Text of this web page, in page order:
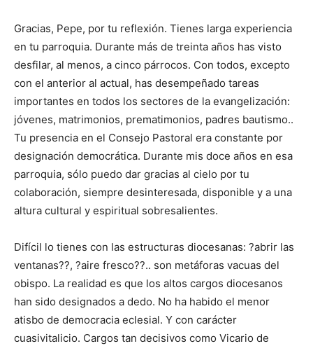
Gracias, Pepe, por tu reflexión. Tienes larga experiencia
en tu parroquia. Durante más de treinta años has visto
desfilar, al menos, a cinco párrocos. Con todos, excepto
con el anterior al actual, has desempeñado tareas
importantes en todos los sectores de la evangelización:
jóvenes, matrimonios, prematimonios, padres bautismo..
Tu presencia en el Consejo Pastoral era constante por
designación democrática. Durante mis doce años en esa
parroquia, sólo puedo dar gracias al cielo por tu
colaboración, siempre desinteresada, disponible y a una
altura cultural y espiritual sobresalientes.
Difícil lo tienes con las estructuras diocesanas: ?abrir las
ventanas??, ?aire fresco??.. son metáforas vacuas del
obispo. La realidad es que los altos cargos diocesanos
han sido designados a dedo. No ha habido el menor
atisbo de democracia eclesial. Y con carácter
cuasivitalicio. Cargos tan decisivos como Vicario de